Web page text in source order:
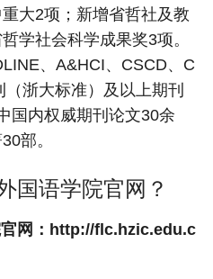
大2项；新增省哲社及教
学社会科学成果奖3项。
、A&HCI、CSCD、C
浙大标准）及以上期刊
国内权威期刊论文30余
部。
国语学院官网？
网： http://flc.hzic.edu.c